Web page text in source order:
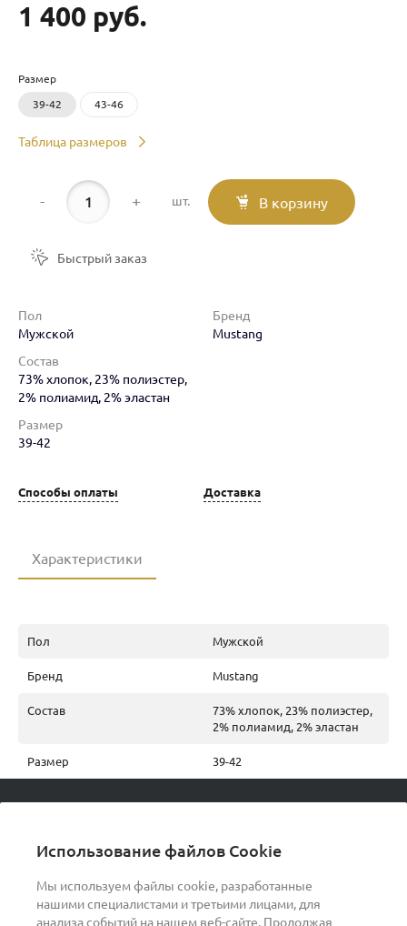
Использование файлов Cookie
Мы используем файлы cookie, разработанные
нашими специалистами и третьими лицами, для
анализа событий на нашем веб-сайте. Продолжая
1 400 руб.
Размер
39-42 43-46
Таблица размеров
- + шт. В корзину
Быстрый заказ
Пол
Мужской
Бренд
Mustang
Состав
73% хлопок, 23% полиэстер,
2% полиамид, 2% эластан
Размер
39-42
Способы оплаты Доставка
Характеристики
Пол Мужской
Бренд Mustang
Состав
73% хлопок, 23% полиэстер,
2% полиамид, 2% эластан
Размер 39-42
О компании